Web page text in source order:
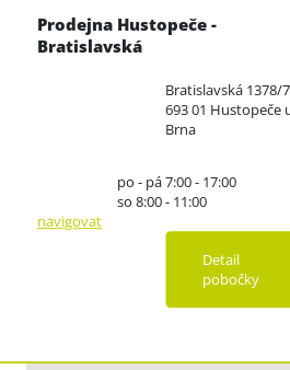
Prodejna Hustopeče -
Bratislavská
Bratislavská 1378/
693 01 Hustopeče
Brna
po - pá 7:00 - 17:00
so 8:00 - 11:00
navigovat
Detail
pobočky